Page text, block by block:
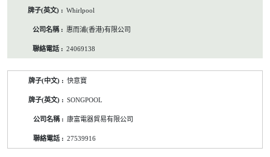
Whirlpool
惠而浦(香港)有限公司
24069138
快意寶
SONGPOOL
康富電器貿易有限公司
27539916